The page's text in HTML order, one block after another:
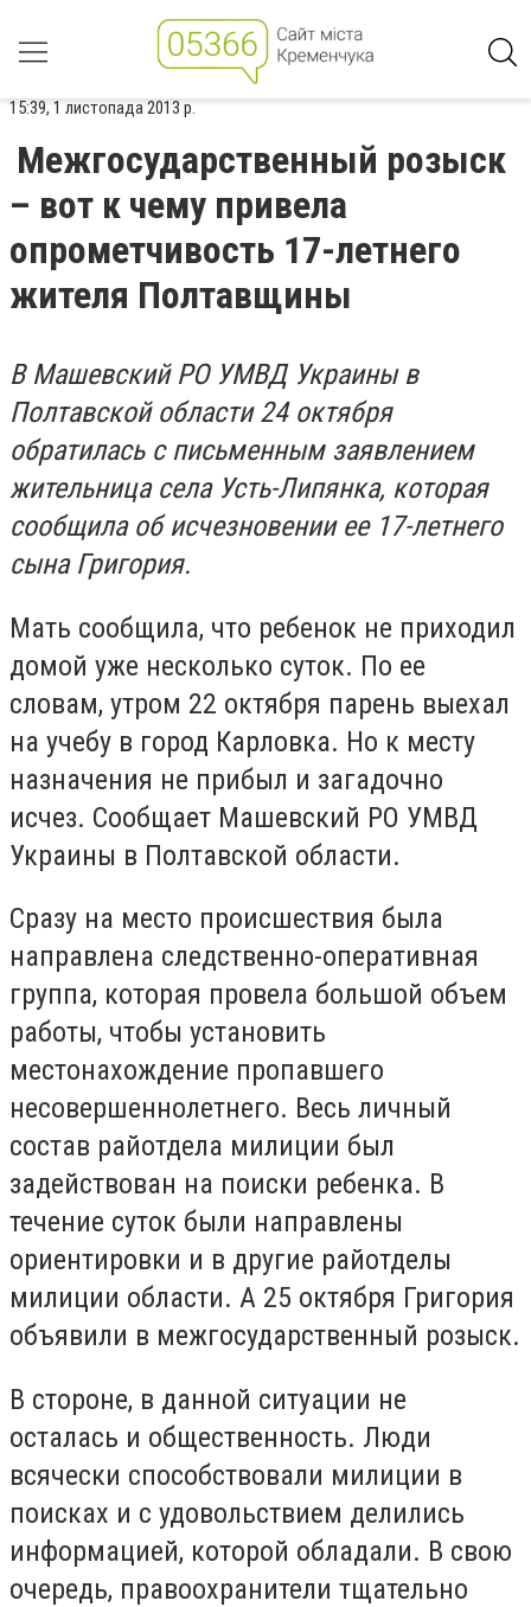
15:39, 1 листопада 2013 р.
Межгосударственный розыск
– вот к чему привела
опрометчивость 17-летнего
жителя Полтавщины
В Машевский РО УМВД Украины в
Полтавской области 24 октября
обратилась с письменным заявлением
жительница села Усть-Липянка, которая
сообщила об исчезновении ее 17-летнего
сына Григория.
Мать сообщила, что ребенок не приходил
домой уже несколько суток. По ее
словам, утром 22 октября парень выехал
на учебу в город Карловка. Но к месту
назначения не прибыл и загадочно
исчез. Сообщает Машевский РО УМВД
Украины в Полтавской области.
Сразу на место происшествия была
направлена следственно-оперативная
группа, которая провела большой объем
работы, чтобы установить
местонахождение пропавшего
несовершеннолетнего. Весь личный
состав райотдела милиции был
задействован на поиски ребенка. В
течение суток были направлены
ориентировки и в другие райотделы
милиции области. А 25 октября Григория
объявили в межгосударственный розыск.
В стороне, в данной ситуации не
осталась и общественность. Люди
всячески способствовали милиции в
поисках и с удовольствием делились
информацией, которой обладали. В свою
очередь, правоохранители тщательно